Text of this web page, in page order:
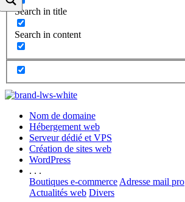
Search in title
Search in content
Nom de domaine
Hébergement web
Serveur dédié et VPS
Création de sites web
WordPress
. . .
Boutiques e-commerce Adresse mail pro
Actualités web Divers